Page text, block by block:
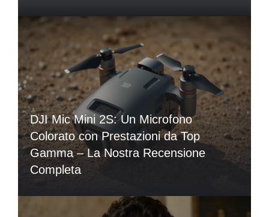
DJI Mic Mini 2S: Un Microfono
Colorato con Prestazioni da Top
Gamma – La Nostra Recensione
Completa